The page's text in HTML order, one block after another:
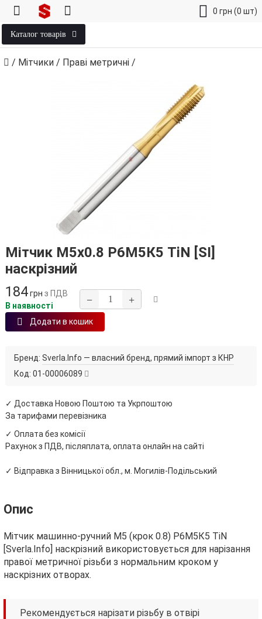
0 грн (0 шт)
Каталог товарів
/ Мітчики / Праві метричні /
Мітчик М5х0.8 Р6М5К5 TiN [SI]
наскрізний
184грн з ПДВ
В наявності
− +
Додати в кошик
Бренд: Sverla.Info — власний бренд, прямий імпорт з КНР
Код: 01-00006089
✓ Доставка Новою Поштою та Укрпоштою
За тарифами перевізника
✓ Оплата без комісії
Рахунок з ПДВ, післяплата, оплата онлайн на сайті
✓ Відправка з Вінницької обл., м. Могилів-Подільський
Опис
Мітчик машинно-ручний М5 (крок 0.8) Р6М5К5 TiN
[Sverla.Info] наскрізний використовується для нарізання
правої метричної різьби з нормальним кроком у
наскрізних отворах.
Рекомендується нарізати різьбу в отвірі